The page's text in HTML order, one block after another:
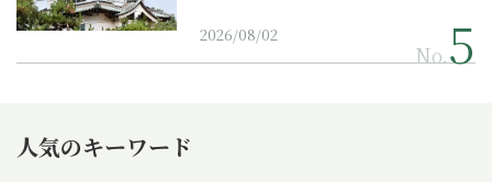
2026/08/02
No.
人気のキーワード